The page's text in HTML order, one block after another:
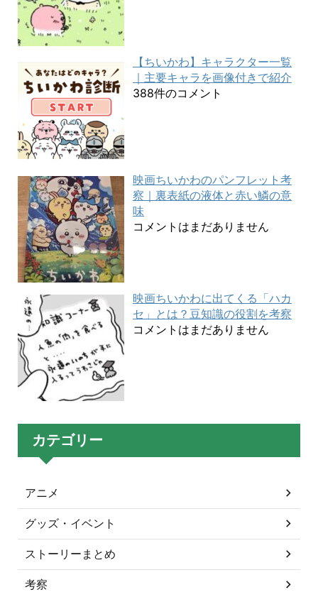
【ちいかわ】キャラクター一覧
｜主要キャラを画像付きで紹介
388件のコメント
映画ちいかわのパンフレット考
察｜裏表紙の液体と赤い鱗の意
味
コメントはまだありません
映画ちいかわに出てくる「ハカ
セ」とは？豆知識の役割を考察
コメントはまだありません
カテゴリー
アニメ
グッズ・イベント
ストーリーまとめ
考察